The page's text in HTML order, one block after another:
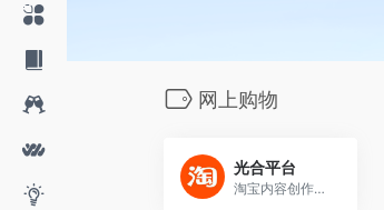
网上购物
光合平台
淘宝内容创作后台